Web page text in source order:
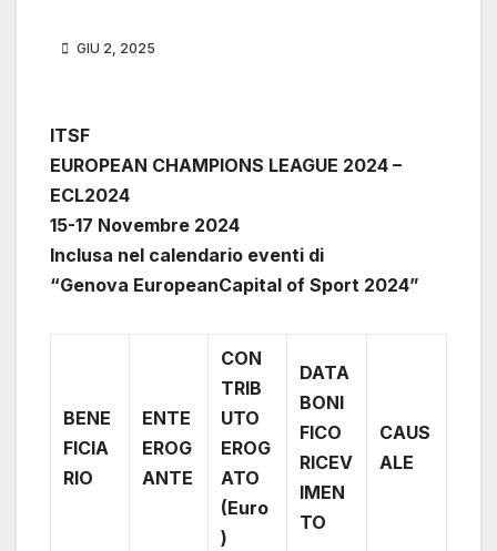
GIU 2, 2025
ITSF
EUROPEAN CHAMPIONS LEAGUE 2024 –
ECL2024
15-17 Novembre 2024
Inclusa nel calendario eventi di
“Genova EuropeanCapital of Sport 2024”
BENE
FICIA
RIO
ENTE
EROG
ANTE
CON
TRIB
UTO
EROG
ATO
(Euro
)
DATA
BONI
FICO
RICEV
IMEN
TO
CAUS
ALE